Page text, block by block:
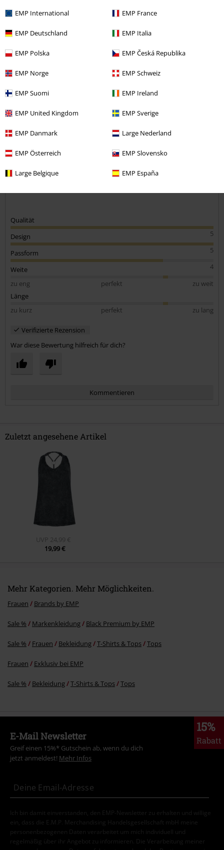
EMP International EMP France
EMP Deutschland EMP Italia
EMP Polska EMP Česká Republika
EMP Norge EMP Schweiz
EMP Suomi EMP Ireland
EMP United Kingdom EMP Sverige
EMP Danmark Large Nederland
EMP Österreich EMP Slovensko
Large Belgique EMP España
Kommentieren
34 Bewertungen
Körpergröße in Meter: 1.78
Gekaufte Größe: XL
Schönes leichtes Teil
Entspricht genau der Größe, fällt unten etwas luftiger aus und das
Material ist weich und leicht. Hoffe das bleibt nach dem ersten
Waschen so. Freu mich drauf, es öfter zu tragen ;)
Qualität
5
Design
5
Passform
4
Weite
zu eng
perfekt
zu weit
Länge
zu kurz
perfekt zu lang
Verifizierte Rezension
War diese Bewertung hilfreich für dich?
Kommentieren
Kommentar jetzt abschicken!
Zuletzt angesehene Artikel
UVP 24,99 €
19,99 €
Mehr Kategorien. Mehr Möglichkeiten.
Frauen Brands by EMP
Sale % Markenkleidung Black Premium by EMP
Sale % Frauen Bekleidung T-Shirts & Tops Tops
Frauen Exklusiv bei EMP
Sale % Bekleidung T-Shirts & Tops Tops
15%
Rabatt
E-Mail Newsletter
Greif einen 15%* Gutschein ab, wenn du dich
jetzt anmeldest! Mehr Infos
Ich bin damit einverstanden, den EMP-Newsletter zu erhalten und willige
ein, dass die E.M.P. Merchandising Handelsgesellschaft mbH meine
personenbezogenen Daten verarbeitet um mich individuell und
regelmäßig über ihr Angebot zu informieren. Die Verarbeitung meiner